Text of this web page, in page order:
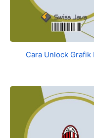
Cara Unlock Grafik